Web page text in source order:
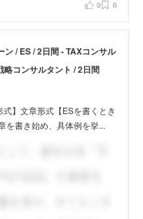
0 0
ン / ES / 2日間 - TAXコンサル
略コンサルタント / 2日間
式】文章形式【ESを書くとき
を書き始め、具体例を挙...